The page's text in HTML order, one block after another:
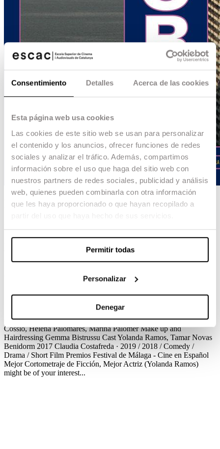
Consentimiento Detalles Acerca de las cookies
Esta página web usa cookies
Las cookies de este sitio web se usan para personalizar
el contenido y los anuncios, ofrecer funciones de redes
sociales y analizar el tráfico. Además, compartimos
información sobre el uso que haga del sitio web con
nuestros partners de redes sociales, publicidad y análisis
web, quienes pueden combinarla con otra información
que les haya proporcionado o que hayan recopilado a
Permitir todas
Personalizar
Denegar
Benidorm 2017
A tsunami is aproaching the coast of Benidorm. The city becomes
empty. Teresa, the owner of a seafront hotel, decides to stay as if
nothing was going to happen.
Claudia Costafreda · 2019 / 2018 / Comedy /
Drama / Short FilmCréditos DirectingClaudia Costafreda
Lali Rubio Production Design
Gabrielli EditingAna Benzal Sound DesignPol Plana VFXLuis
Cossio, Helena Palomares, Marina Palomer Make up and
Hairdressing Gemma Bistrussu CastYolanda Ramos, Tamar Novas
Benidorm 2017 Claudia Costafreda · 2019 / 2018 / Comedy /
Drama / Short Film Premios Festival de Málaga - Cine en Español
Mejor Cortometraje de Ficción, Mejor Actriz (Yolanda Ramos)
might be of your interest...